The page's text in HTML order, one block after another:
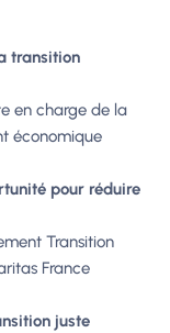
transition
en charge de la
économique
pour réduire
Transition
France
juste